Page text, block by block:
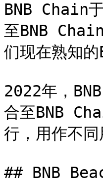
BNB Chain
至BNB
们现在熟知
2022年，
合至BNB
行，用作不同
## BNB